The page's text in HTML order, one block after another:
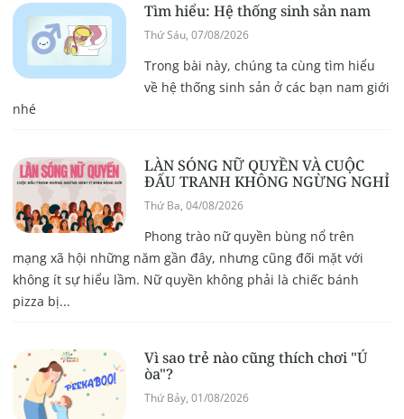
Tìm hiểu: Hệ thống sinh sản nam
Thứ Sáu, 07/08/2026
Trong bài này, chúng ta cùng tìm hiểu
về hệ thống sinh sản ở các bạn nam giới
nhé
LÀN SÓNG NỮ QUYỀN VÀ CUỘC
ĐẤU TRANH KHÔNG NGỪNG NGHỈ
Thứ Ba, 04/08/2026
Phong trào nữ quyền bùng nổ trên
mạng xã hội những năm gần đây, nhưng cũng đối mặt với
không ít sự hiểu lầm. Nữ quyền không phải là chiếc bánh
pizza bị...
Vì sao trẻ nào cũng thích chơi "Ú
òa"?
Thứ Bảy, 01/08/2026